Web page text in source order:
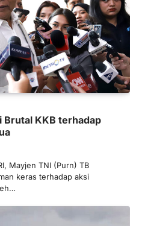
Brutal KKB terhadap
Mayjen TNI (Purn) TB
keras terhadap aksi